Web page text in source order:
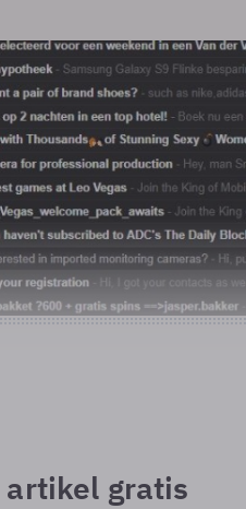
artikel gratis